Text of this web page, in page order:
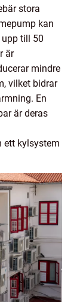
stora
kan
till 50
är
mindre
vilket bidrar
En
är deras
ett kylsystem